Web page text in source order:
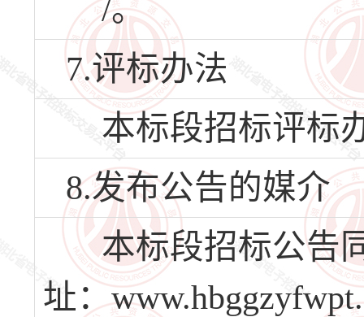
/。
7.评标办法
本标段招标评标
8.发布公告的媒介
本标段招标公告同
址：